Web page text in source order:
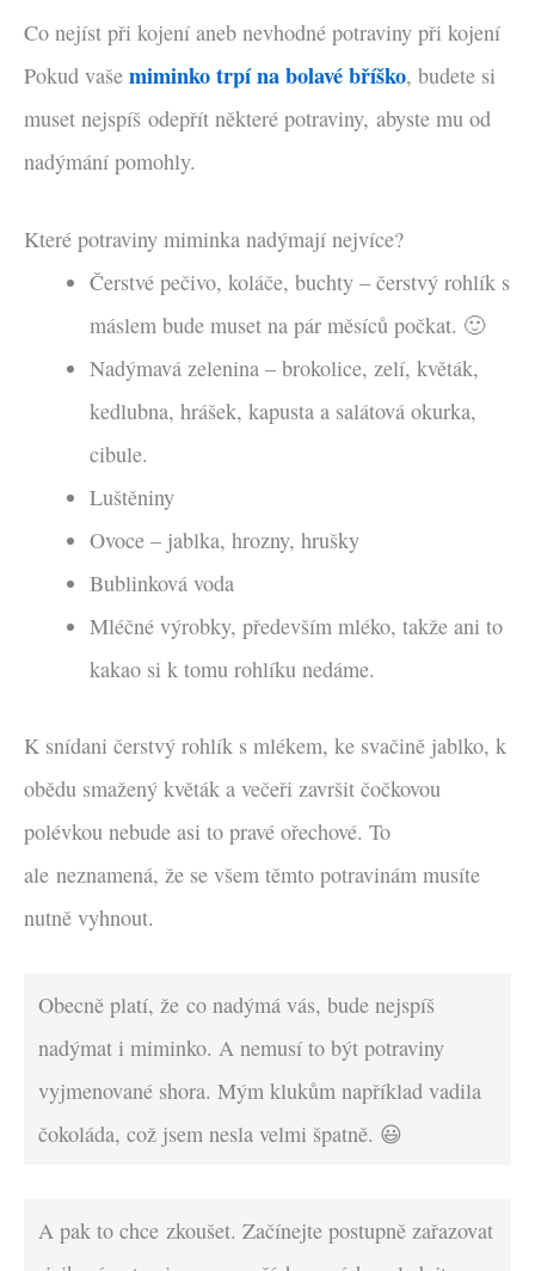
Co nejíst při kojení aneb nevhodné potraviny při kojení
Pokud vaše miminko trpí na bolavé bříško, budete si
muset nejspíš odepřít některé potraviny, abyste mu od
nadýmání pomohly.
Které potraviny miminka nadýmají nejvíce?
Čerstvé pečivo, koláče, buchty – čerstvý rohlík s
máslem bude muset na pár měsíců počkat. 🙂
Nadýmavá zelenina – brokolice, zelí, květák,
kedlubna, hrášek, kapusta a salátová okurka,
cibule.
Luštěniny
Ovoce – jablka, hrozny, hrušky
Bublinková voda
Mléčné výrobky, především mléko, takže ani to
kakao si k tomu rohlíku nedáme.
K snídani čerstvý rohlík s mlékem, ke svačině jablko, k
obědu smažený květák a večeři završit čočkovou
polévkou nebude asi to pravé ořechové. To
ale neznamená, že se všem těmto potravinám musíte
nutně vyhnout.
Obecně platí, že co nadýmá vás, bude nejspíš
nadýmat i miminko. A nemusí to být potraviny
vyjmenované shora. Mým klukům například vadila
čokoláda, což jsem nesla velmi špatně. 😃
A pak to chce zkoušet. Začínejte postupně zařazovat